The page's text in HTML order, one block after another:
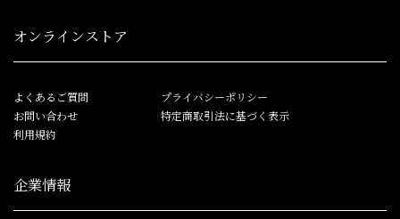
オンラインストア
よくあるご質問
お問い合わせ
利用規約
プライバシーポリシー
特定商取引法に基づく表示
企業情報